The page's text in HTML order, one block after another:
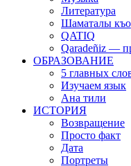
Литература
Шаматалы
QATIQ
Qaradeñiz —
ОБРАЗОВАНИЕ
5 главных
Изучаем язык
Ана тили
ИСТОРИЯ
Возвращение
Просто факт
Дата
Портреты